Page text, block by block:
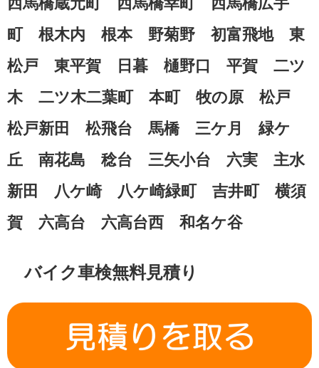
町 根木内 根本 野菊野 初富飛地 東
松戸 東平賀 日暮 樋野口 平賀 二ツ
木 二ツ木二葉町 本町 牧の原 松戸
松戸新田 松飛台 馬橋 三ケ月 緑ケ
丘 南花島 稔台 三矢小台 六実 主水
新田 八ケ崎 八ケ崎緑町 吉井町 横須
賀 六高台 六高台西 和名ケ谷
バイク車検無料見積り